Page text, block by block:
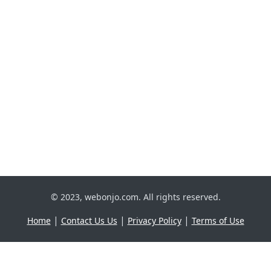
© 2023, webonjo.com. All rights reserved.
Home| Contact Us Us | Privacy Policy| Terms of Use